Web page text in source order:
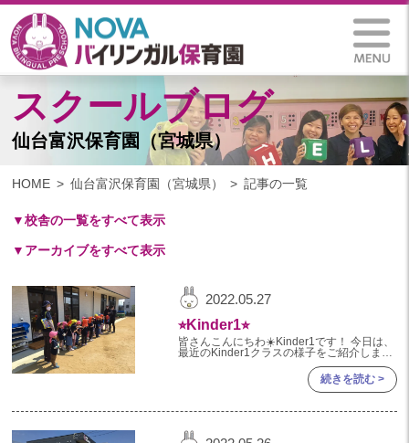
スクールブログ
仙台富沢保育園（宮城県）
HOME 仙台富沢保育園（宮城県） 記事の一覧
▼校舎の一覧をすべて表示
札幌保育園（北海道）
仙台富沢保育園（宮城県）
印西東の原保育園(千葉県)
つくば西平塚保育園(茨城県)
加美中新田保育園(宮城県)
▼アーカイブをすべて表示
2025年 03月(1)
2024
2024年 10月(22)
2022.05.27
⭐︎Kinder1⭐︎
皆さんこんにちわ☀️Kinder1です！ 今日は、
最近のKinder1クラスの様子をご紹介します
近くにある広い公園にお散歩をしに行ってい
続きを読む >